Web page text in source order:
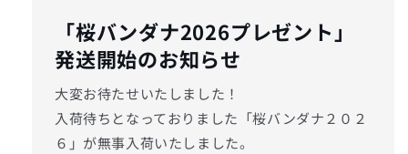
「桜バンダナ2026プレゼント」
発送開始のお知らせ
大変お待たせいたしました！
入荷待ちとなっておりました「桜バンダナ２０２
６」が無事入荷いたしました。